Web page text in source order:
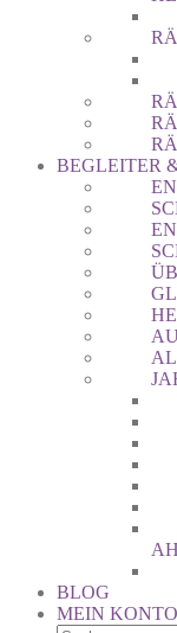
BEGLEITER
BLOG
MEIN KONTO